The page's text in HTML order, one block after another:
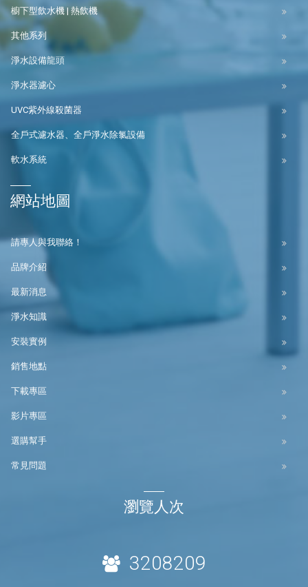
櫥下型飲水機 | 熱飲機
其他系列
淨水設備龍頭
淨水器濾心
UVC紫外線殺菌器
全戶式濾水器、全戶淨水除氯設備
軟水系統
網站地圖
請專人與我聯絡！
品牌介紹
最新消息
淨水知識
安裝實例
銷售地點
下載專區
影片專區
選購幫手
常見問題
瀏覽人次
3208209